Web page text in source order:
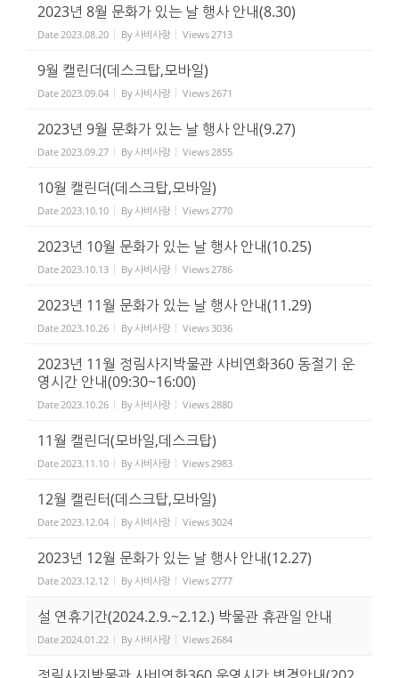
2023년 8월 문화가 있는 날 행사 안내(8.30)
Date 2023.08.20 By사비사랑 Views 2713
9월 캘린더(데스크탑,모바일)
Date 2023.09.04 By사비사랑 Views 2671
2023년 9월 문화가 있는 날 행사 안내(9.27)
Date 2023.09.27 By사비사랑 Views 2855
10월 캘린더(데스크탑,모바일)
Date 2023.10.10 By사비사랑 Views 2770
2023년 10월 문화가 있는 날 행사 안내(10.25)
Date 2023.10.13 By사비사랑 Views 2786
2023년 11월 문화가 있는 날 행사 안내(11.29)
Date 2023.10.26 By사비사랑 Views 3036
2023년 11월 정림사지박물관 사비연화360 동절기 운
영시간 안내(09:30~16:00)
Date 2023.10.26 By사비사랑 Views 2880
11월 캘린더(모바일,데스크탑)
Date 2023.11.10 By사비사랑 Views 2983
12월 캘린터(데스크탑,모바일)
Date 2023.12.04 By사비사랑 Views 3024
2023년 12월 문화가 있는 날 행사 안내(12.27)
Date 2023.12.12 By사비사랑 Views 2777
설 연휴기간(2024.2.9.~2.12.) 박물관 휴관일 안내
Date 2024.01.22 By사비사랑 Views 2684